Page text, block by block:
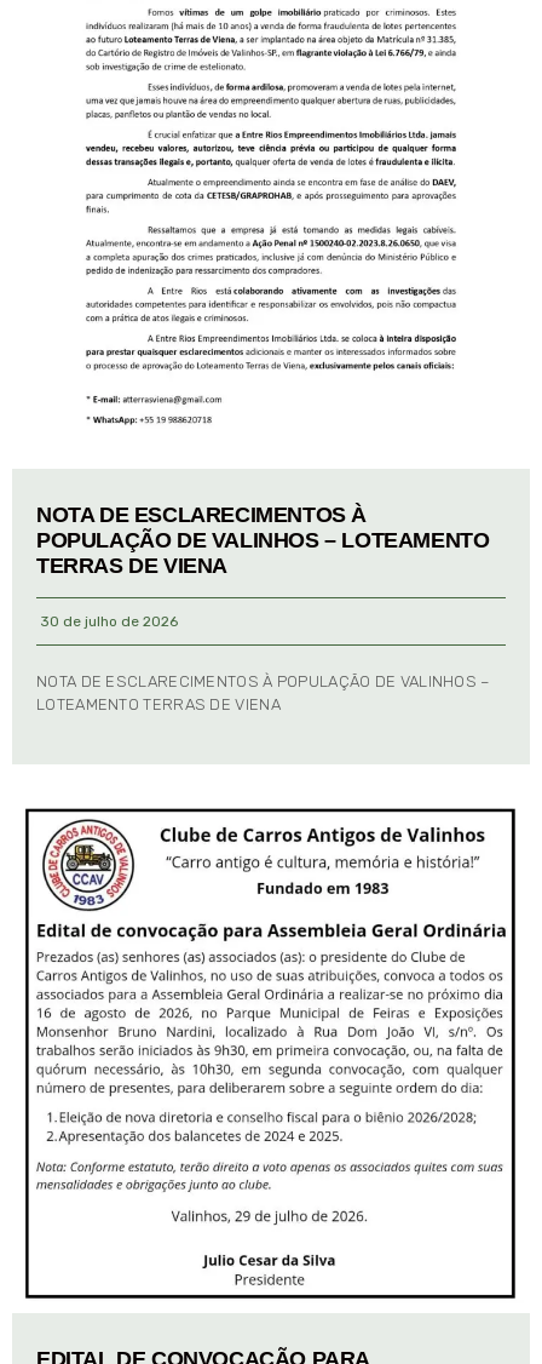
NOTA DE ESCLARECIMENTOS À
POPULAÇÃO DE VALINHOS – LOTEAMENTO
TERRAS DE VIENA
30 de julho de 2026
NOTA DE ESCLARECIMENTOS À POPULAÇÃO DE VALINHOS –
LOTEAMENTO TERRAS DE VIENA
EDITAL DE CONVOCAÇÃO PARA